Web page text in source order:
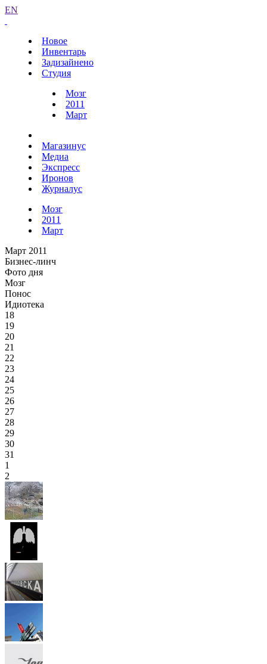
EN
Новое
Инвентарь
Задизайнено
Студия
Мозг
2011
Март
Магазинус
Медиа
Экспресс
Иронов
Журналус
Мозг
2011
Март
Март 2011
Бизнес-линч
Фото дня
Мозг
Понос
Идиотека
18
19
20
21
22
23
24
25
26
27
28
29
30
31
1
2